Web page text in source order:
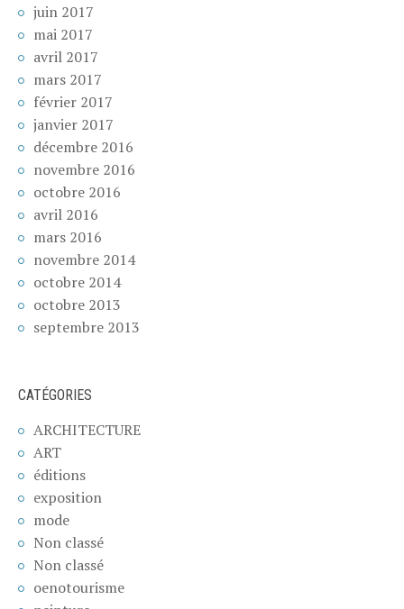
juin 2017
mai 2017
avril 2017
mars 2017
février 2017
janvier 2017
décembre 2016
novembre 2016
octobre 2016
avril 2016
mars 2016
novembre 2014
octobre 2014
octobre 2013
septembre 2013
CATÉGORIES
ARCHITECTURE
ART
éditions
exposition
mode
Non classé
Non classé
oenotourisme